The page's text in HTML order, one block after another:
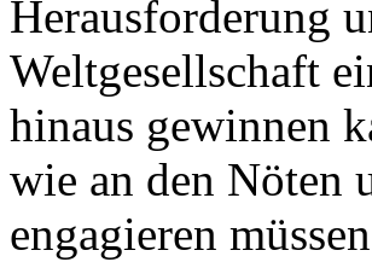
Herausforderung
Weltgesellschaft
hinaus gewinnen
wie an den Nöten
engagieren